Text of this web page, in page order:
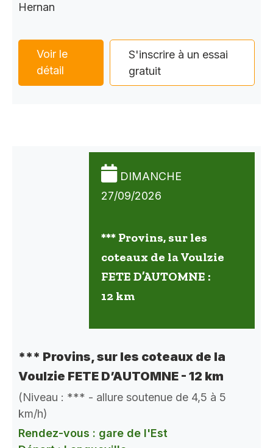
Hernan
Voir le
détail
S'inscrire à un essai
gratuit
DIMANCHE
27/09/2026
*** Provins, sur les
coteaux de la Voulzie
FETE D’AUTOMNE :
12 km
*** Provins, sur les coteaux de la
Voulzie FETE D’AUTOMNE - 12 km
(Niveau : *** - allure soutenue de 4,5 à 5
km/h)
Rendez-vous : gare de l'Est